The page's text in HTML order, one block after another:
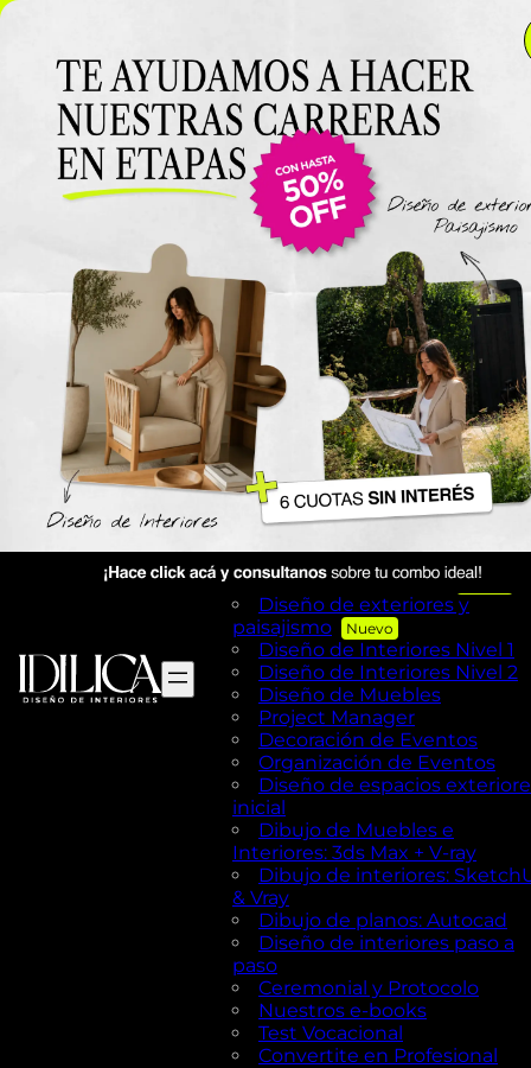
el curso acá!
Viajes
The New York Design
Carreras / Diplomaturas
Carrera de Diseño de
Exteriores y Paisajismo
Carrera en Diseño de
UTN
Carrera en Interiorismo UTN
Carrera de Organización y
Decoración de Eventos UTN
Cursos
AutoCAD en Diseño de
exteriores y Paisajismo
Diseño de exteriores y
paisajismo
Diseño de Interiores Nivel 1
Diseño de Interiores Nivel 2
Diseño de Muebles
Project Manager
Decoración de Eventos
Organización de Eventos
Diseño de espacios
inicial
Dibujo de Muebles e
Interiores: 3ds Max + V-ray
Dibujo de interiores:
& Vray
Dibujo de planos: Autocad
Diseño de interiores paso a
paso
Ceremonial y Protocolo
Nuestros e-books
Test Vocacional
Convertite en Profesional